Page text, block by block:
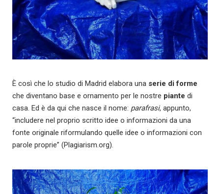
È così che lo studio di Madrid elabora una serie di forme
che diventano base e ornamento per le nostre piante di
casa. Ed è da qui che nasce il nome: parafrasi, appunto,
“includere nel proprio scritto idee o informazioni da una
fonte originale riformulando quelle idee o informazioni con
parole proprie” (Plagiarism.org).